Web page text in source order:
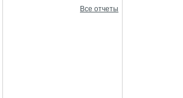
Все отчеты